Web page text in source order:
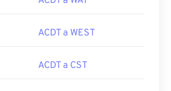
ACDT a WEST
ACDT a CST